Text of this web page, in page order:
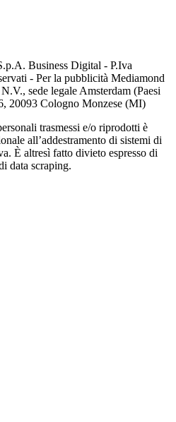
Business Digital - P.Iva
- Per la pubblicità Mediamond
sede legale Amsterdam (Paesi
20093 Cologno Monzese (MI)
trasmessi e/o riprodotti è
all’addestramento di sistemi di
È altresì fatto divieto espresso di
data scraping.